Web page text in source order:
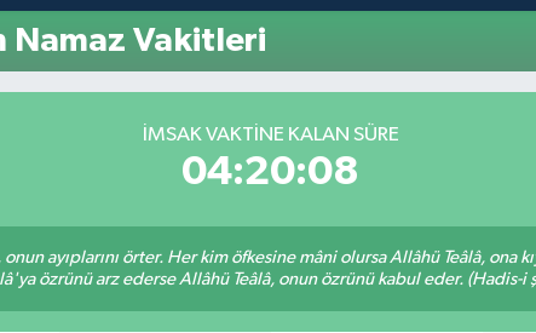
Namaz Vakitleri
İMSAK VAKTINE KALAN SÜRE
04:20:07
ayıplarını örter. Her kim öfkesine mâni olursa Allâhü Teâlâ, ona
özrünü arz ederse Allâhü Teâlâ, onun özrünü kabul eder. (Hadis-i